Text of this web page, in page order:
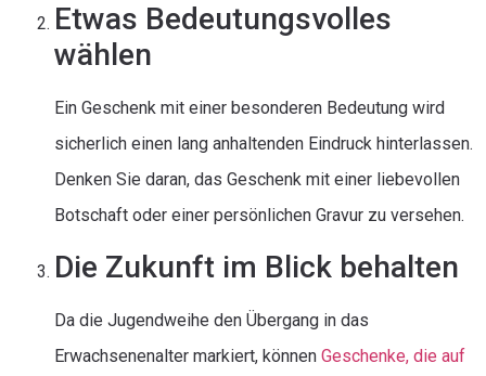
Etwas Bedeutungsvolles
wählen
Ein Geschenk mit einer besonderen Bedeutung wird
sicherlich einen lang anhaltenden Eindruck hinterlassen.
Denken Sie daran, das Geschenk mit einer liebevollen
Botschaft oder einer persönlichen Gravur zu versehen.
Die Zukunft im Blick behalten
Da die Jugendweihe den Übergang in das
Erwachsenenalter markiert, können Geschenke, die auf